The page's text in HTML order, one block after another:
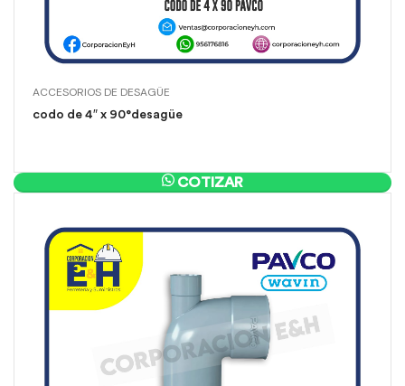
ACCESORIOS DE DESAGÜE
codo de 4″ x 90°desagüe
COTIZAR